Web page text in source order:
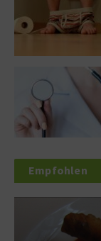
Empfohlen